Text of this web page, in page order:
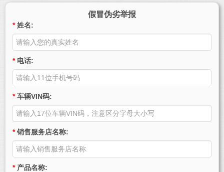
假冒伪劣举报
*姓名:
* 电话:
*车辆VIN码:
*销售服务店名称:
* 产品名称: